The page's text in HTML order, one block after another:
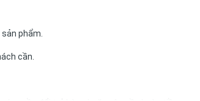
phẩm.
cần.